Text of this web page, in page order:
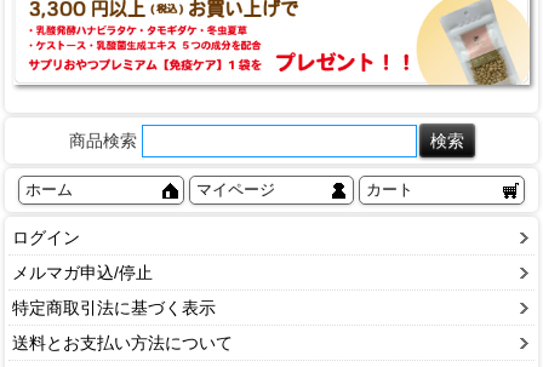
商品検索
ホーム マイページ カート
ログイン
メルマガ申込/停止
特定商取引法に基づく表示
送料とお支払い方法について